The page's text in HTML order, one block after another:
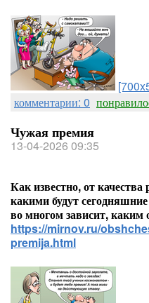
комментарии: 0
Чужая премия
13-04-2026 09:35
Как известно, от качества
какими будут
во многом зависит, каким
https://mirnov.ru/
premija.html